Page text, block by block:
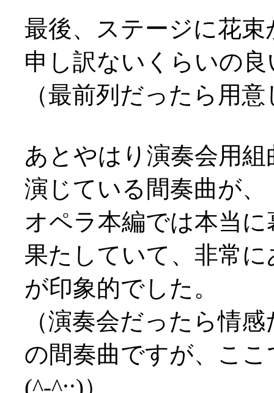
最後、ステージに花
申し訳ないくらいの
（最前列だったら用
あとやはり演奏会用
演じている間奏曲が、
オペラ本編では本当
果たしていて、非常
が印象的でした。
（演奏会だったら情
の間奏曲ですが、こ
(^-^;;)）